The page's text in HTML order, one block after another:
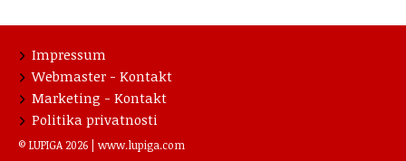
Impressum
Webmaster - Kontakt
Marketing - Kontakt
Politika privatnosti
© LUPIGA 2026 | www.lupiga.com